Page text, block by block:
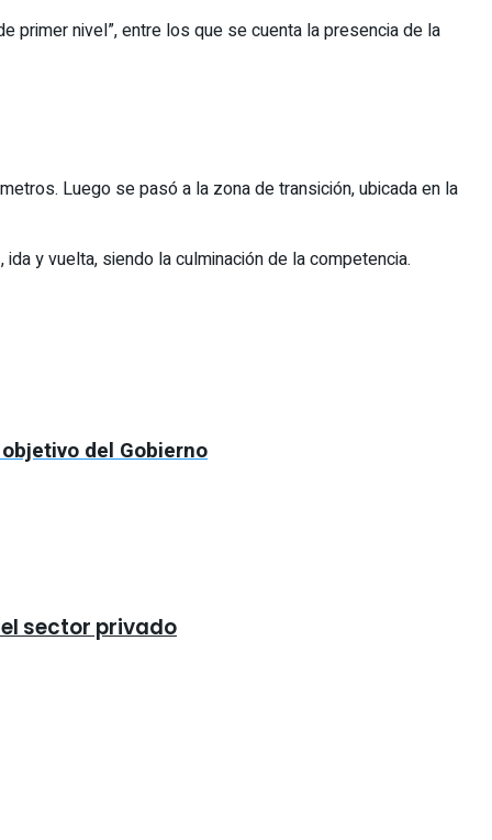
primer nivel”, entre los que se cuenta la presencia de la
Luego se pasó a la zona de transición, ubicada en la
y vuelta, siendo la culminación de la competencia.
del Gobierno
sector privado